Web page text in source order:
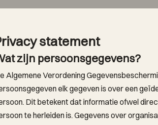
statement
zijn persoonsgegevens?
Algemene Verordening
elk gegeven is over een
Dit betekent dat informatie ofwel
te herleiden is. Gegevens over